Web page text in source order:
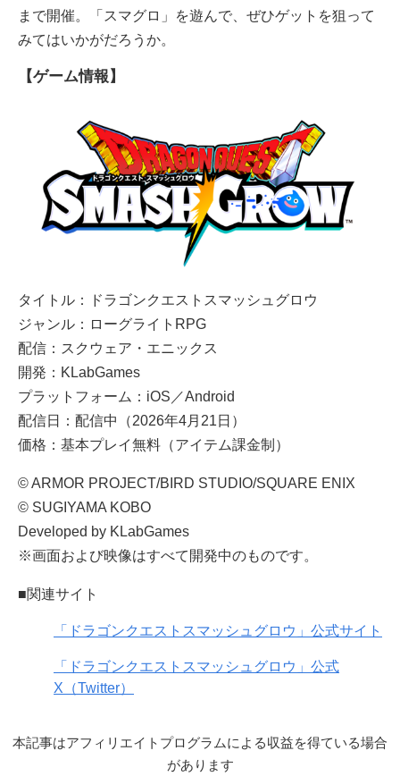
まで開催。「スマグロ」を遊んで、ぜひゲットを狙って
みてはいかがだろうか。
【ゲーム情報】
タイトル：ドラゴンクエストスマッシュグロウ
ジャンル：ローグライトRPG
配信：スクウェア・エニックス
開発：KLabGames
プラットフォーム：iOS／Android
配信日：配信中（2026年4月21日）
価格：基本プレイ無料（アイテム課金制）
© ARMOR PROJECT/BIRD STUDIO/SQUARE ENIX
© SUGIYAMA KOBO
Developed by KLabGames
※画面および映像はすべて開発中のものです。
■関連サイト
「ドラゴンクエストスマッシュグロウ」公式サイト
「ドラゴンクエストスマッシュグロウ」公式
X（Twitter）
本記事はアフィリエイトプログラムによる収益を得ている場合
があります